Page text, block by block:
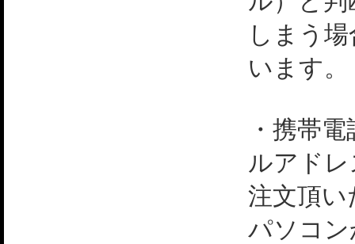
しまう
います。
・携帯
ルアド
注文頂い
パソコ